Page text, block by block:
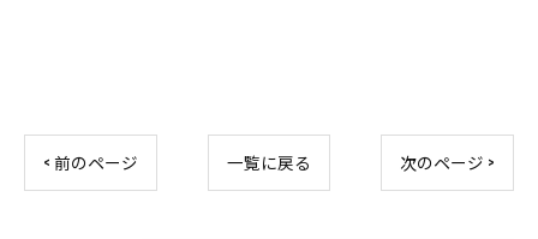
< 前のページ 一覧に戻る 次のページ >